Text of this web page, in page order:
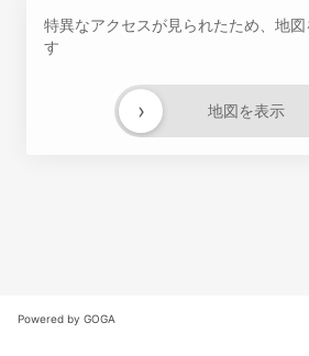
特異なアクセスが見られたため、地
す
地図を表示
›
Powered by GOGA